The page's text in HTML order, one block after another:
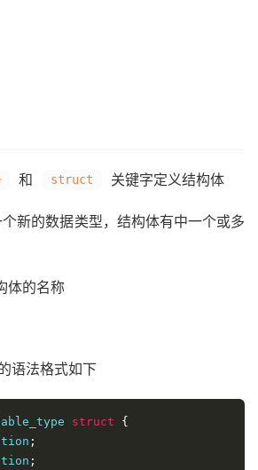
和 struct 关键字定义结构体
新的数据类型，结构体有中一个或多
体的名称
语法格式如下
struct
{
;
;